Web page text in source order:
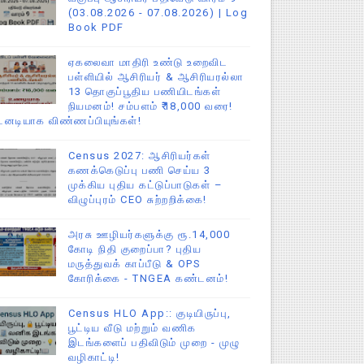
(03.08.2026 - 07.08.2026) | Log
Book PDF
ஏகலைவா மாதிரி உண்டு உறைவிட
பள்ளியில் ஆசிரியர் & ஆசிரியரல்லா
13 தொகுப்பூதிய பணியிடங்கள்
நியமனம்! சம்பளம் ₹18,000 வரை!
விண்ணப்பியுங்கள்!
Census 2027: ஆசிரியர்கள்
கணக்கெடுப்பு பணி செய்ய 3
முக்கிய புதிய கட்டுப்பாடுகள் –
விழுப்புரம் CEO சுற்றறிக்கை!
அரசு ஊழியர்களுக்கு ரூ.14,000
கோடி நிதி குறைப்பா? புதிய
மருத்துவக் காப்பீடு & OPS
கோரிக்கை - TNGEA கண்டனம்!
Census HLO App:: குடியிருப்பு,
பூட்டிய வீடு மற்றும் வணிக
இடங்களைப் பதிவிடும் முறை - முழு
வழிகாட்டி!